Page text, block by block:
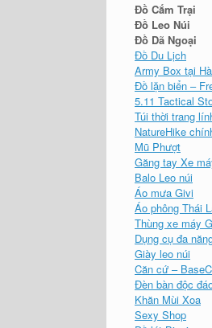
Đồ Cắm Trại
Đồ Leo Núi
Đồ Dã Ngoại
Đồ Du Lịch
Army Box tại
Đồ lặn biển –
5.11 Tactical
Túi thời trang
NatureHike
Mũ Phượt
Găng tay Xe
Balo Leo núi
Áo mưa Givi
Áo phông Thái
Thùng xe máy
Dụng cụ đa
Giày leo núi
Căn cứ –
Đèn bàn độc
Khăn Mùi Xoa
Sexy Shop